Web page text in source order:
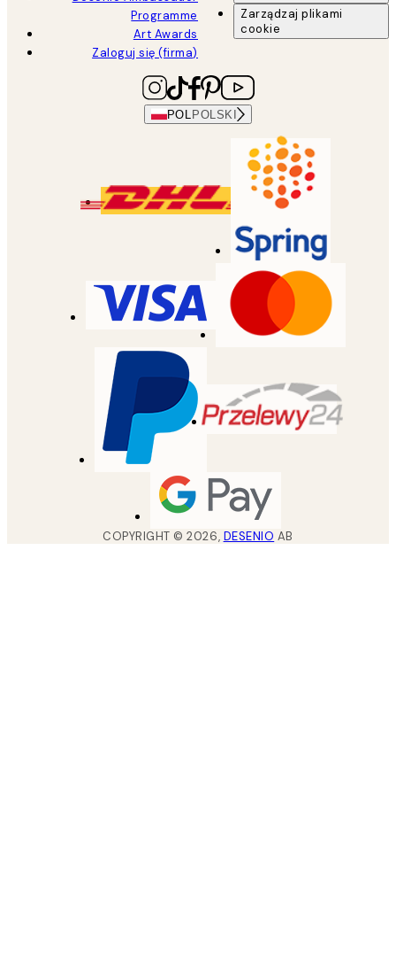
Programme
Art Awards
Zaloguj się (firma)
Zarządzaj plikami
cookie
POL POLSKI
COPYRIGHT ©2026, DESENIO AB